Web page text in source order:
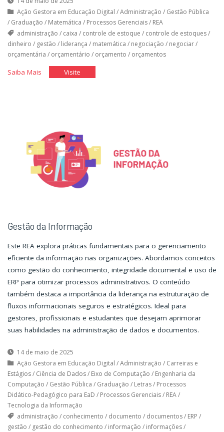
Ação Gestora em Educação Digital /Administração / Gestão Pública
/ Graduação / Matemática / Processos Gerenciais/ REA
administração / caixa / controle de estoque / controle de estoques/
dinheiro / gestão / liderança / matemática / negociação / negociar/
orçamentária / orçamentário / orçamento / orçamentos
Saiba Mais"GestãoVisite"Gestão
Gestão da Informação
Este REA explora práticas fundamentais para o gerenciamento
eficiente da informação nas organizações. Abordamos conceitos
como gestão do conhecimento, integridade documental e uso de
ERP para otimizar processos administrativos. O conteúdo
também destaca a importância da liderança na estruturação de
fluxos informacionais seguros e estratégicos. Ideal para
gestores, profissionais e estudantes que desejam aprimorar
suas habilidades na administração de dados e documentos.
14 de maio de 2025
Ação Gestora em Educação Digital /Administração / Carreiras e
Estágios/ Ciência de Dados/ Eixo de Computação / Engenharia da
Computação / Gestão Pública / Graduação / Letras/ Processos
Didático-Pedagógico para EaD / Processos Gerenciais/ REA/
Tecnologia da Informação
administração / conhecimento / documento / documentos/ ERP /
gestão / gestão do conhecimento / informação / informações/